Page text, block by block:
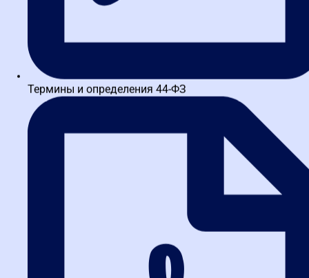
лице ФНС. Риски работы с «техничками» или фирмами-
Для подтверждения собственной
надежности перед заказчиком
или банком
Если ваша компания — добросовестный налогоплательщик,
платит зарплаты «в белую» и имеет устойчивые финансовые
показатели, выписка из сервиса становится вашим сильнейшим
нематериальным активом. Вы можете добровольно
предоставить ее крупному заказчику (в том числе в рамках 223-
преимущество. Крупные банки уже активно используют
Для внутреннего аудита и
самодиагностики
Термины и определения 44-ФЗ